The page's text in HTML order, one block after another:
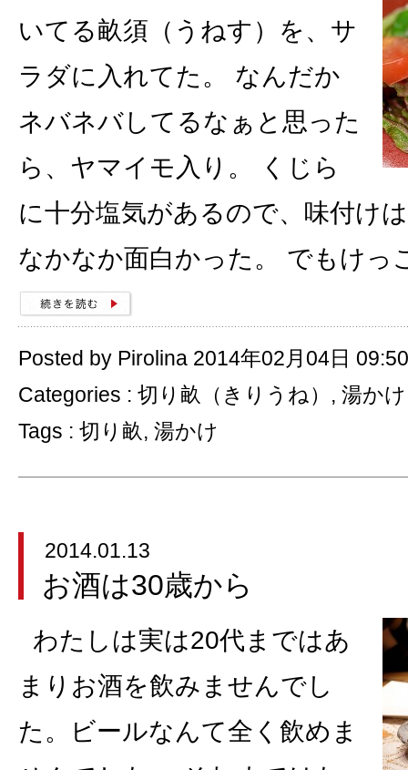
いてる畝須（うねす）を、サ
ラダに入れてた。 なんだか
ネバネバしてるなぁと思った
ら、ヤマイモ入り。 くじら
に十分塩気があるので、味付け
なかなか面白かった。 でもけ
Posted by Pirolina 2014年02月04日 09:50
Categories : 切り畝（きりうね） , 湯か
Tags : 切り畝, 湯かけ
2014.01.13
お酒は30歳から
わたしは実は20代まではあ
まりお酒を飲みませんでし
た。ビールなんて全く飲めま